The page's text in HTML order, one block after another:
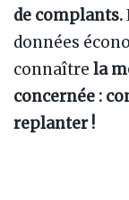
de complants.
données
connaître la
concernée :
replanter !